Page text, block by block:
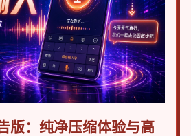
版：纯净压缩体验与高